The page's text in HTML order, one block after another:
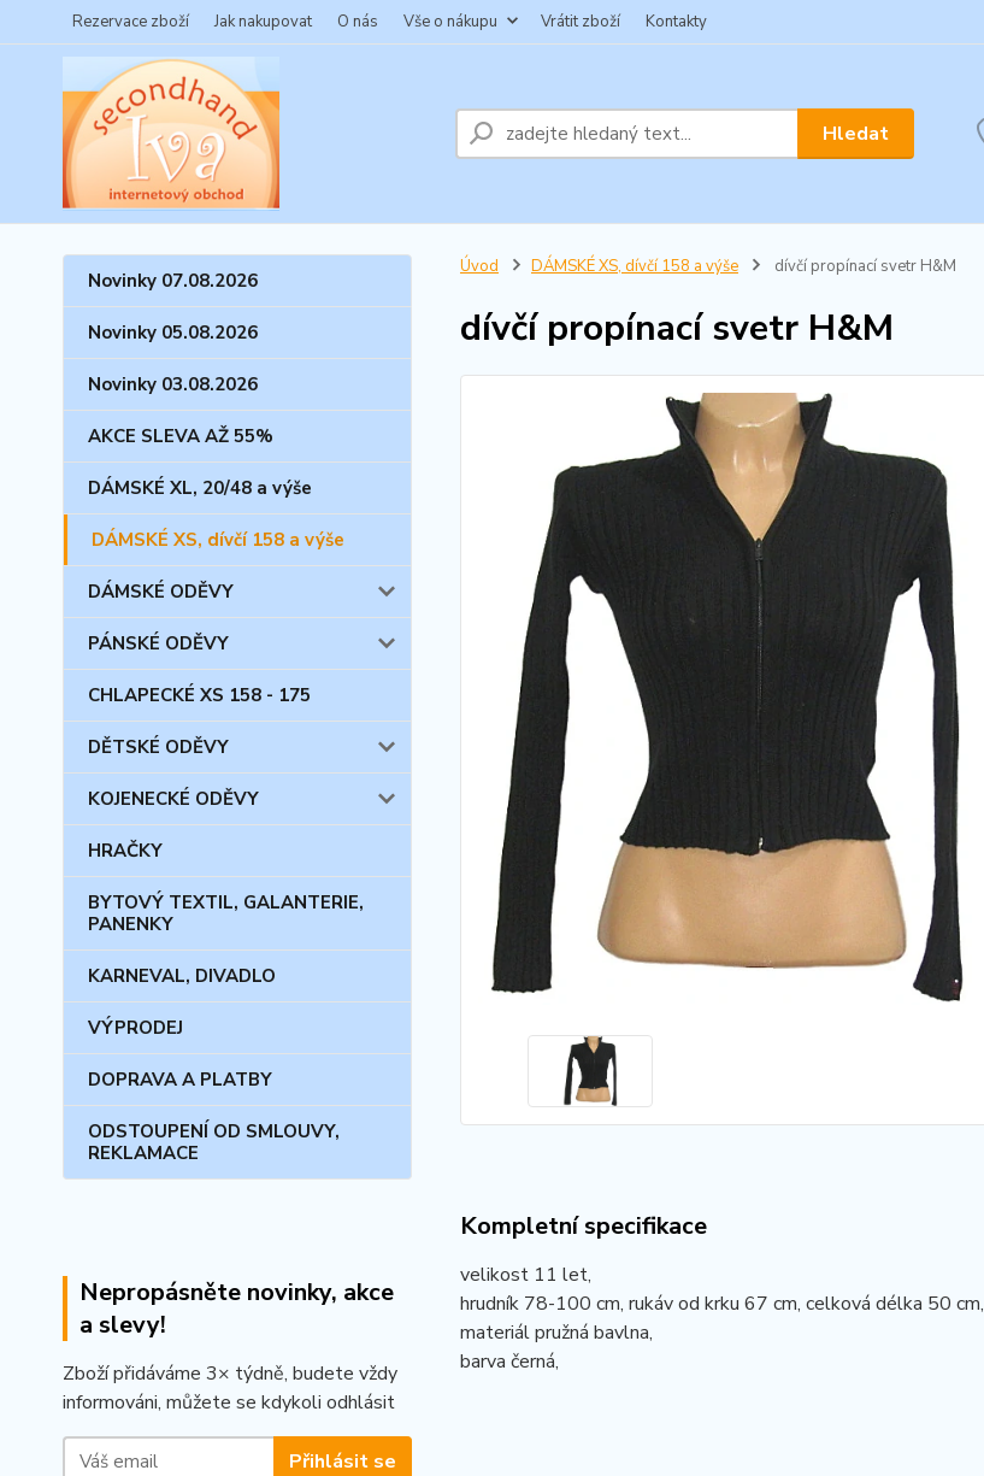
Rezervace zboží Jak nakupovat O nás Vše o nákupu Vrátit zboží Kontakty
Hledat
Novinky 07.08.2026
Novinky 05.08.2026
Novinky 03.08.2026
AKCE SLEVA AŽ 55%
DÁMSKÉ XL, 20/48 a výše
DÁMSKÉ XS, dívčí 158 a výše
DÁMSKÉ ODĚVY
PÁNSKÉ ODĚVY
CHLAPECKÉ XS 158 - 175
DĚTSKÉ ODĚVY
KOJENECKÉ ODĚVY
HRAČKY
BYTOVÝ TEXTIL, GALANTERIE,
PANENKY
KARNEVAL, DIVADLO
VÝPRODEJ
DOPRAVA A PLATBY
ODSTOUPENÍ OD SMLOUVY,
REKLAMACE
Nepropásněte novinky, akce
a slevy!
Zboží přidáváme 3× týdně, budete vždy
informováni, můžete se kdykoli odhlásit
Přihlásit se
Úvod DÁMSKÉ XS, dívčí 158 a výše dívčí propínací svetr H&M
dívčí propínací svetr H&M
Kompletní specifikace
velikost 11 let,
hrudník 78-100 cm, rukáv od krku 67 cm, celková délka 50 cm,
materiál pružná bavlna,
barva černá,